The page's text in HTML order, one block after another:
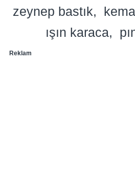
zeynep bastık
ışın karaca
Reklam